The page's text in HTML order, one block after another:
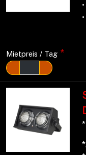
Mietpreis / Tag *